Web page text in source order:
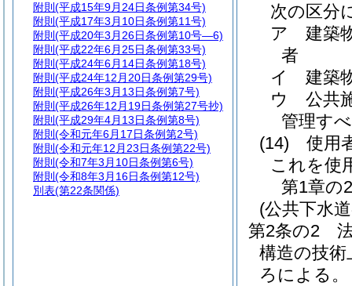
次の区分
ア
建築
者
イ
建築
ウ
公共
管理す
(14)
使用
これを使
第1章の2
(公共下水
第2条の2
構造の技
ろによる。
附則 (平成15年9月24日条例第34号)
附則 (平成17年3月10日条例第11号)
附則 (平成20年3月26日条例第10号―6)
附則 (平成22年6月25日条例第33号)
附則 (平成24年6月14日条例第18号)
附則 (平成24年12月20日条例第29号)
附則 (平成26年3月13日条例第7号)
附則 (平成26年12月19日条例第27号抄)
附則 (平成29年4月13日条例第8号)
附則 (令和元年6月17日条例第2号)
附則 (令和元年12月23日条例第22号)
附則 (令和7年3月10日条例第6号)
附則 (令和8年3月16日条例第12号)
別表(第22条関係)